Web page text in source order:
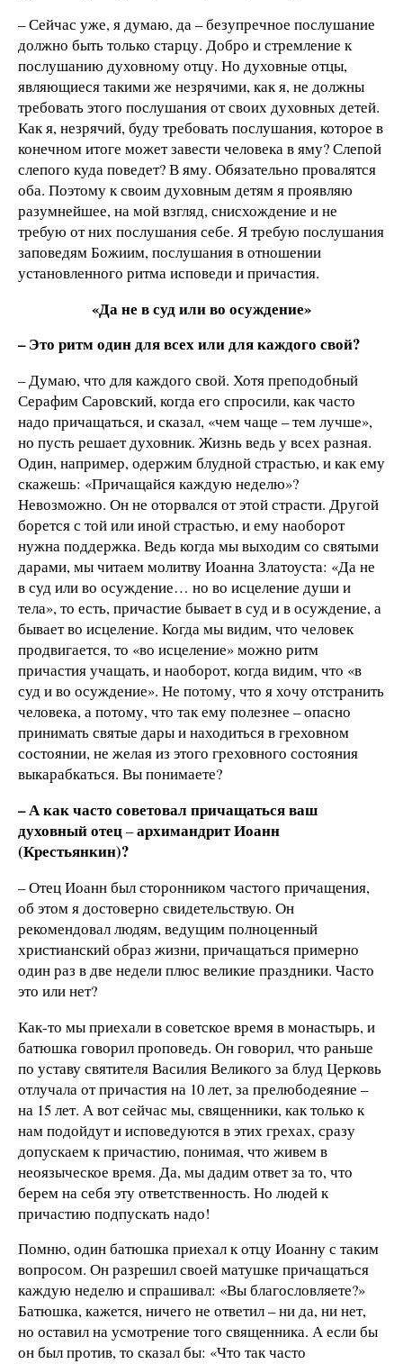
– Сейчас уже, я думаю, да – безупречное послушание
должно быть только старцу. Добро и стремление к
послушанию духовному отцу. Но духовные отцы,
являющиеся такими же незрячими, как я, не должны
требовать этого послушания от своих духовных детей.
Как я, незрячий, буду требовать послушания, которое в
конечном итоге может завести человека в яму? Слепой
слепого куда поведет? В яму. Обязательно провалятся
оба. Поэтому к своим духовным детям я проявляю
разумнейшее, на мой взгляд, снисхождение и не
требую от них послушания себе. Я требую послушания
заповедям Божиим, послушания в отношении
установленного ритма исповеди и причастия.
«Да не в суд или во осуждение»
– Это ритм один для всех или для каждого свой?
– Думаю, что для каждого свой. Хотя преподобный
Серафим Саровский, когда его спросили, как часто
надо причащаться, и сказал, «чем чаще – тем лучше»,
но пусть решает духовник. Жизнь ведь у всех разная.
Один, например, одержим блудной страстью, и как ему
скажешь: «Причащайся каждую неделю»?
Невозможно. Он не оторвался от этой страсти. Другой
борется с той или иной страстью, и ему наоборот
нужна поддержка. Ведь когда мы выходим со святыми
дарами, мы читаем молитву Иоанна Златоуста: «Да не
в суд или во осуждение… но во исцеление души и
тела», то есть, причастие бывает в суд и в осуждение, а
бывает во исцеление. Когда мы видим, что человек
продвигается, то «во исцеление» можно ритм
причастия учащать, и наоборот, когда видим, что «в
суд и во осуждение». Не потому, что я хочу отстранить
человека, а потому, что так ему полезнее – опасно
принимать святые дары и находиться в греховном
состоянии, не желая из этого греховного состояния
выкарабкаться. Вы понимаете?
– А как часто советовал причащаться ваш
духовный отец–архимандрит Иоанн
(Крестьянкин)?
– Отец Иоанн был сторонником частого причащения,
об этом я достоверно свидетельствую. Он
рекомендовал людям, ведущим полноценный
христианский образ жизни, причащаться примерно
один раз в две недели плюс великие праздники. Часто
это или нет?
Как-то мы приехали в советское время в монастырь, и
батюшка говорил проповедь. Он говорил, что раньше
по уставу святителя Василия Великого за блуд Церковь
отлучала от причастия на 10 лет, за прелюбодеяние –
на 15 лет. А вот сейчас мы, священники, как только к
нам подойдут и исповедуются в этих грехах, сразу
допускаем к причастию, понимая, что живем в
неоязыческое время. Да, мы дадим ответ за то, что
берем на себя эту ответственность. Но людей к
причастию подпускать надо!
Помню, один батюшка приехал к отцу Иоанну с таким
вопросом. Он разрешил своей матушке причащаться
каждую неделю и спрашивал: «Вы благословляете?»
Батюшка, кажется, ничего не ответил – ни да, ни нет,
но оставил на усмотрение того священника. А если бы
он был против, то сказал бы: «Что так часто